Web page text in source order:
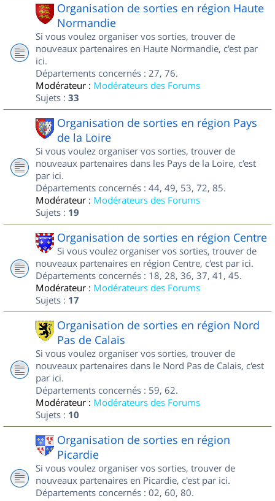
Organisation de sorties en région Haute
Normandie
Si vous voulez organiser vos sorties, trouver de
nouveaux partenaires en Haute Normandie, c'est par
ici.
Départements concernés : 27, 76.
Modérateur : Modérateurs des Forums
Sujets : 33
Organisation de sorties en région Pays
de la Loire
Si vous voulez organiser vos sorties, trouver de
nouveaux partenaires dans les Pays de la Loire, c'est
par ici.
Départements concernés : 44, 49, 53, 72, 85.
Modérateur : Modérateurs des Forums
Sujets : 19
Organisation de sorties en région Centre
Si vous voulez organiser vos sorties, trouver de
nouveaux partenaires en région Centre, c'est par ici.
Départements concernés : 18, 28, 36, 37, 41, 45.
Modérateur : Modérateurs des Forums
Sujets : 17
Organisation de sorties en région Nord
Pas de Calais
Si vous voulez organiser vos sorties, trouver de
nouveaux partenaires dans le Nord Pas de Calais, c'est
par ici.
Départements concernés : 59, 62.
Modérateur : Modérateurs des Forums
Sujets : 10
Organisation de sorties en région
Picardie
Si vous voulez organiser vos sorties, trouver de
nouveaux partenaires en Picardie, c'est par ici.
Départements concernés : 02, 60, 80.